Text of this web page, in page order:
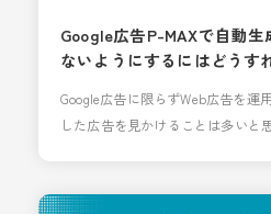
Google広告P-MAXで自動
ないようにするにはどうす
Google広告に限らずWeb広告を運
した広告を見かけることは多いと
自動生成した広告も結構出てきま